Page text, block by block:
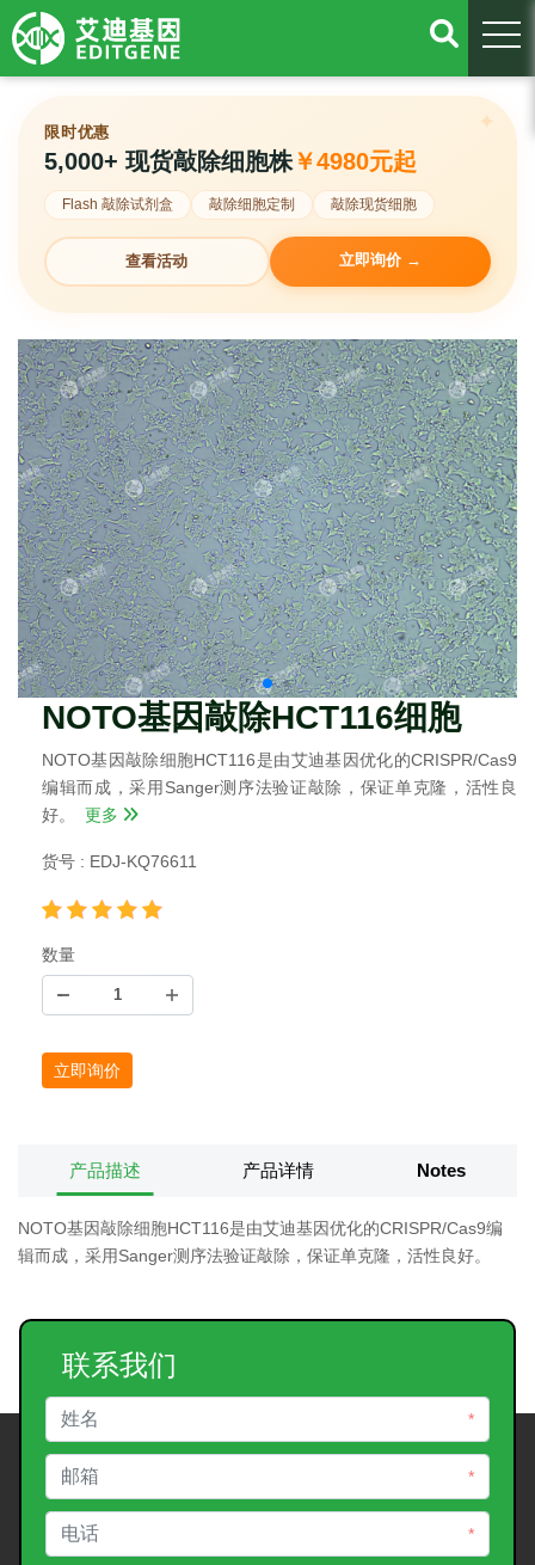
限时优惠
5,000+ 现货敲除细胞株￥4980元起
Flash 敲除试剂盒 敲除细胞定制 敲除现货细胞
查看活动 立即询价 →
NOTO基因敲除HCT116细胞
NOTO基因敲除细胞HCT116是由艾迪基因优化的CRISPR/Cas9
编辑而成，采用Sanger测序法验证敲除，保证单克隆，活性良
好。
更多
货号 : EDJ-KQ76611
数量
立即询价
产品描述 产品详情 Notes
NOTO基因敲除细胞HCT116是由艾迪基因优化的CRISPR/Cas9编
辑而成，采用Sanger测序法验证敲除，保证单克隆，活性良好。
联系我们
*
*
*